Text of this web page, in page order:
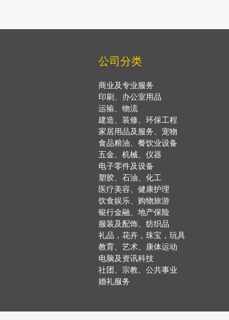
公司分类
商业及专业服务
印刷、办公室用品
运输、物流
建造、装修、环保工程
家居用品及服务、宠物
食品粮油、餐饮业设备
五金、机械、仪器
电子零件及设备
塑胶、石油、化工
医疗美容、健康护理
饮食娱乐、购物旅游
银行金融、地产保险
服装及配饰、纺织品
礼品，花卉，珠宝，玩具
教育、艺术、康体运动
电脑及资讯科技
社团、宗教、公共事业
婚礼服务